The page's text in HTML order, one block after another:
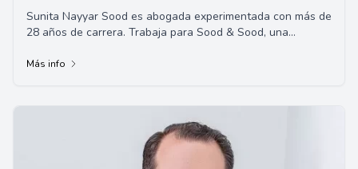
Sunita Nayyar Sood es abogada experimentada con más de
28 años de carrera. Trabaja para Sood & Sood, una
Más info